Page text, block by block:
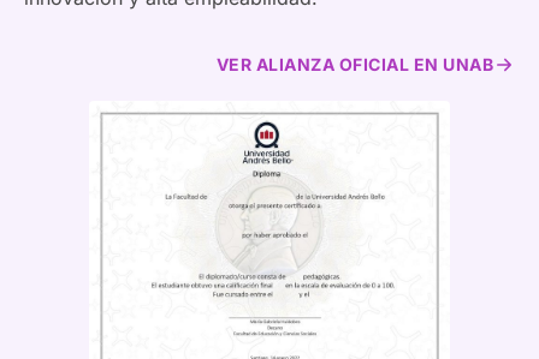
VER ALIANZA OFICIAL EN UNAB